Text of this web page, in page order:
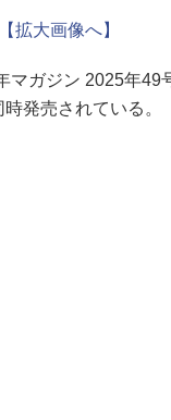
【拡大画像へ】
ガジン 2025年49
発売されている。